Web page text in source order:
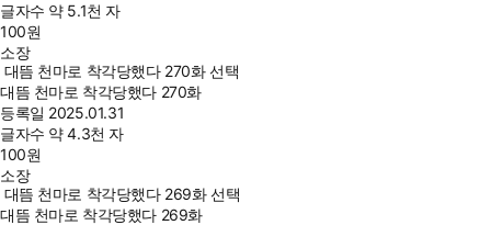
글자수 약 5.1천 자
100원
소장
대뜸 천마로 착각당했다 270화 선택
대뜸 천마로 착각당했다 270화
등록일 2025.01.31
글자수 약 4.3천 자
100원
소장
대뜸 천마로 착각당했다 269화 선택
대뜸 천마로 착각당했다 269화